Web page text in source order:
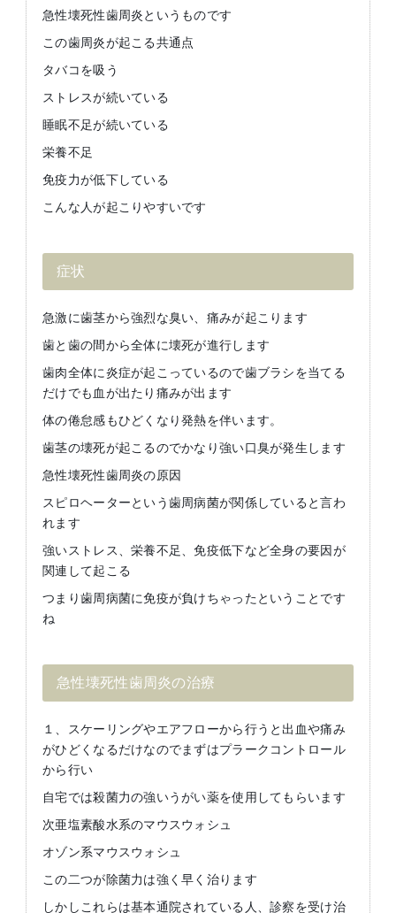
急性壊死性歯周炎というものです
この歯周炎が起こる共通点
タバコを吸う
ストレスが続いている
睡眠不足が続いている
栄養不足
免疫力が低下している
こんな人が起こりやすいです
症状
急激に歯茎から強烈な臭い、痛みが起こります
歯と歯の間から全体に壊死が進行します
歯肉全体に炎症が起こっているので歯ブラシを当てる
だけでも血が出たり痛みが出ます
体の倦怠感もひどくなり発熱を伴います。
歯茎の壊死が起こるのでかなり強い口臭が発生します
急性壊死性歯周炎の原因
スピロヘーターという歯周病菌が関係していると言わ
れます
強いストレス、栄養不足、免疫低下など全身の要因が
関連して起こる
つまり歯周病菌に免疫が負けちゃったということです
ね
急性壊死性歯周炎の治療
１、スケーリングやエアフローから行うと出血や痛み
がひどくなるだけなのでまずはプラークコントロール
から行い
自宅では殺菌力の強いうがい薬を使用してもらいます
次亜塩素酸水系のマウスウォシュ
オゾン系マウスウォシュ
この二つが除菌力は強く早く治ります
しかしこれらは基本通院されている人、診察を受け治